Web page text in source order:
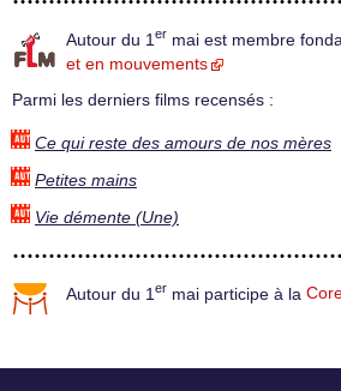
Autour du 1 er mai est membre
et en mouvements
Parmi les derniers films recensés :
Ce qui reste des amours de nos mères
Petites mains
Vie démente (Une)
Autour du 1 er mai participe à la